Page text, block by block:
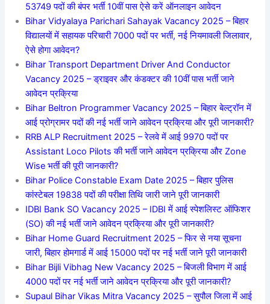
53749 पदों की बंपर भर्ती 10वीं पास ऐसे करें ऑनलाइन आवेदन
Bihar Vidyalaya Parichari Sahayak Vacancy 2025 – बिहार
विद्यालयों में सहायक परिचारी 7000 पदों पर भर्ती, नई नियमावली जिलावार,
ऐसे होगा आवेदन?
Bihar Transport Department Driver And Conductor
Vacancy 2025 – ड्राइवर और कंडक्टर की 10वीं पास भर्ती जाने
आवेदन प्रक्रिया
Bihar Beltron Programmer Vacancy 2025 – बिहार बेल्ट्रॉन में
आई प्रोग्रामर पदों की नई भर्ती जाने आवेदन प्रक्रिया और पूरी जानकारी?
RRB ALP Recruitment 2025 – रेलवे में आई 9970 पदों पर
Assistant Loco Pilots की भर्ती जाने आवेदन प्रक्रिया और Zone
Wise भर्ती की पूरी जानकारी?
Bihar Police Constable Exam Date 2025 – बिहार पुलिस
कांस्टेबल 19838 पदों की परीक्षा तिथि जारी जाने पूरी जानकारी
IDBI Bank SO Vacancy 2025 – IDBI में आई स्पेशलिस्ट ऑफिशर
(SO) की नई भर्ती जाने आवेदन प्रक्रिया और पूरी जानकारी?
Bihar Home Guard Recruitment 2025 – फिर से नया सूचना
जारी, बिहार होमगार्ड में आई 15000 पदों पर नई भर्ती जाने पूरी जानकारी
Bihar Bijli Vibhag New Vacancy 2025 – बिजली विभाग में आई
4000 पदों पर नई भर्ती जाने आवेदन प्रक्रिया और पूरी जानकारी?
Supaul Bihar Vikas Mitra Vacancy 2025 – सुपौल जिला में आई